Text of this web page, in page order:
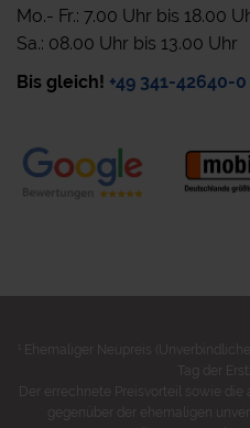
Mo.- Fr.: 7.00 Uhr bis 18.00
Sa.: 08.00 Uhr bis 13.00 Uhr
Bis gleich! +49 341-42640-0
Ehemaliger Neupreis
Tag der
Der errechnete Preisvorteil sowie
gegenüber der ehemaligen